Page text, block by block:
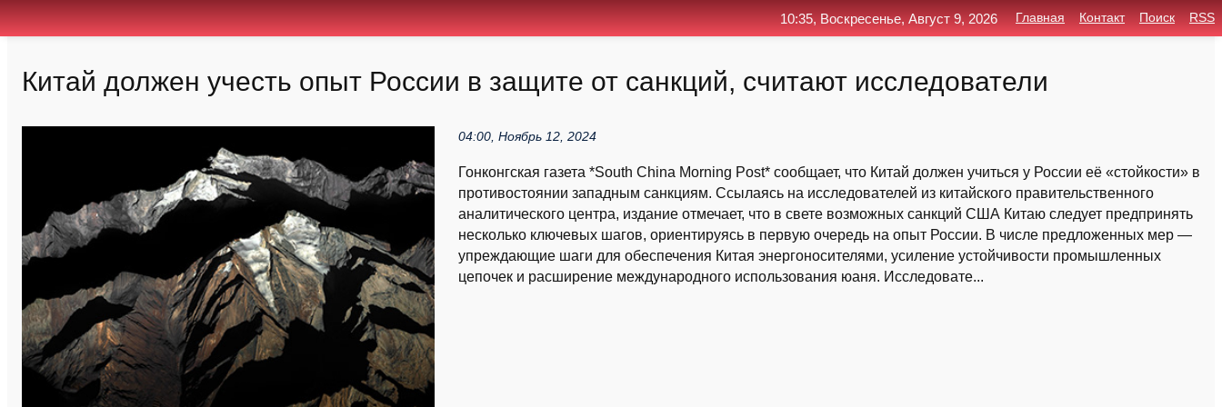
Китай должен учесть опыт России в защите от санкций, считают исследователи
04:00, Ноябрь 12, 2024
Гонконгская газета *South China Morning Post* сообщает, что Китай должен учиться у России её «стойкости» в
противостоянии западным санкциям. Ссылаясь на исследователей из китайского правительственного
аналитического центра, издание отмечает, что в свете возможных санкций США Китаю следует предпринять
несколько ключевых шагов, ориентируясь в первую очередь на опыт России. В числе предложенных мер —
упреждающие шаги для обеспечения Китая энергоносителями, усиление устойчивости промышленных
цепочек и расширение международного использования юаня. Исследовате...
10:35, Воскресенье, Август 9, 2026 Главная Контакт Поиск RSS